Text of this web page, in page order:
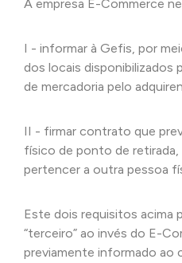
A empresa E-Commerce
I - informar à Gefis, por
dos locais disponibilizados
de mercadoria pelo
II - firmar contrato que
físico de ponto de
pertencer a outra pessoa
Este dois requisitos acima
“terceiro” ao invés do E-
previamente informado ao